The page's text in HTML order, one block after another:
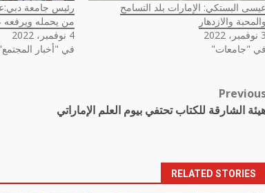
عيسى البستكي: الإمارات بلد التسامح
والمحبة والازدهار
3 نوفمبر، 2022
في "جامعات"
رئيس جامعة
من يحمله ويرفعه
4 نوفمبر، 2022
في "أخبار
navigation
الشارقة للكتاب تحتفي بيوم العلم الإماراتي
RELATED STORIES